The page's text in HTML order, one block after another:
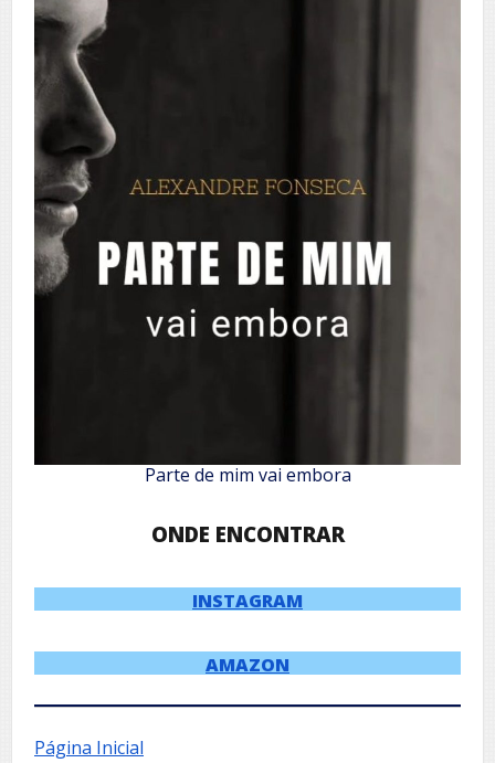
Parte de mim vai embora
ONDE ENCONTRAR
INSTAGRAM
AMAZON
Página Inicial